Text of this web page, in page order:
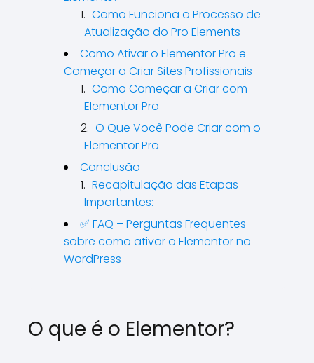
Como Funciona o Processo de
Atualização do Pro Elements
Como Ativar o Elementor Pro e
Começar a Criar Sites Profissionais
Como Começar a Criar com
Elementor Pro
O Que Você Pode Criar com o
Elementor Pro
Conclusão
Recapitulação das Etapas
Importantes:
✅ FAQ – Perguntas Frequentes
sobre como ativar o Elementor no
WordPress
O que é o Elementor?